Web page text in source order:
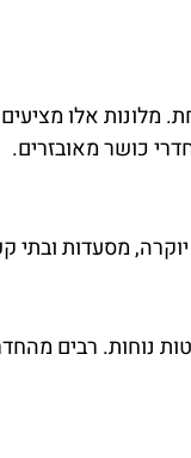
חוויה בלתי נשכחת. מלונות אלו
כושר מאובזרים.
יוקרה, מסעדות ובתי
ומיטות נוחות. רבים